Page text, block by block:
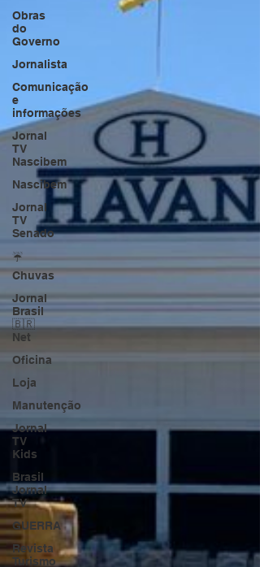
Obras
do
Governo
Jornalista
Comunicação
e
informações
Jornal
TV
Nascibem
Nascibem
Jornal
TV
Senado
☔
Chuvas
Jornal
Brasil
🇧🇷
Net
Oficina
Loja
Manutenção
Jornal
TV
Kids
Brasil
Jornal
TV
GUERRA
Revista
Turismo